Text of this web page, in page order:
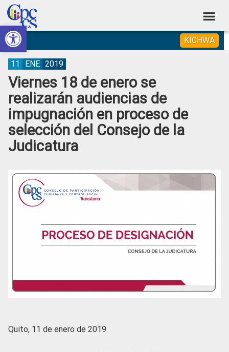
Abrir barra de herramientas
Skip
to
primary
navigation
Skip
to
main
content
Skip
to
primary
sidebar
Skip
to
footer
Consejo
de
Participación
Ciudadana
Control
Social
Construyendo
Poder
Ciudadano
KICHWA
Viernes 18 de enero se
realizarán audiencias de
impugnación en proceso de
selección del Consejo de la
Judicatura
11 ENE 2019
Quito, 11 de enero de 2019